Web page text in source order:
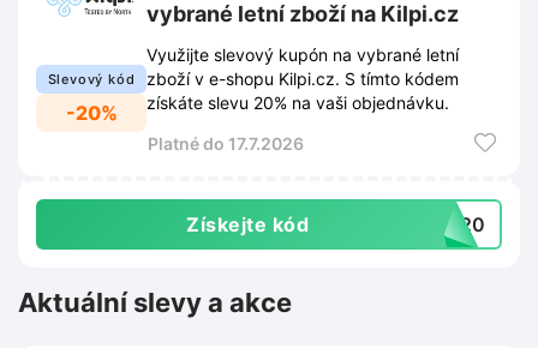
Slevový kód
-20%
vybrané letní zboží na Kilpi.cz
Využijte slevový kupón na vybrané letní
zboží v e-shopu Kilpi.cz. S tímto kódem
získáte slevu 20% na vaši objednávku.
Platné do 17.7.2026
Získejte kód RA20
Aktuální slevy a akce